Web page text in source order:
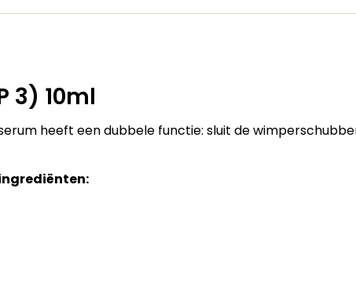
3) 10ml
heeft een dubbele functie: sluit de